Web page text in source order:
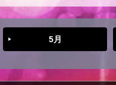
5月